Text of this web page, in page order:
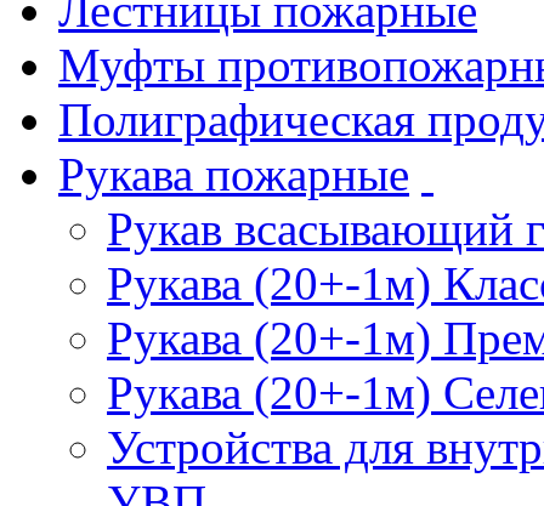
Муфты
Полиграфическая
Рукава пожарные
Рукав всасывающий
Рукава (20+-1м)
Рукава (20+-1м)
Рукава (20+-1м)
Устройства для